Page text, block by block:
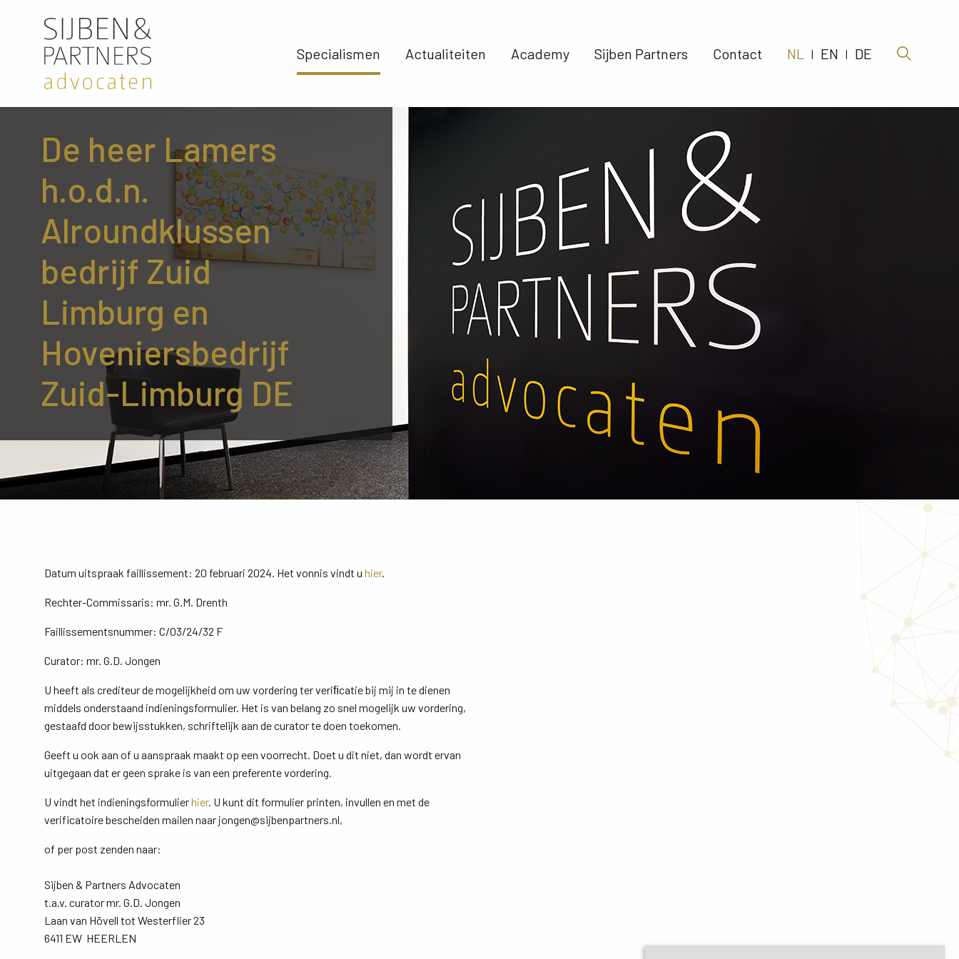
Specialismen Actualiteiten Academy Sijben Partners Contact NL | EN | DE
De heer Lamers
h.o.d.n.
Alroundklussen
bedrijf Zuid
Limburg en
Hoveniersbedrijf
Zuid-Limburg DE
Datum uitspraak faillissement: 20 februari 2024. Het vonnis vindt u hier.
Rechter-Commissaris: mr. G.M. Drenth
Faillissementsnummer: C/03/24/32 F
Curator: mr. G.D. Jongen
U heeft als crediteur de mogelijkheid om uw vordering ter veriﬁcatie bij mij in te dienen
middels onderstaand indieningsformulier. Het is van belang zo snel mogelijk uw vordering,
gestaafd door bewijsstukken, schriftelijk aan de curator te doen toekomen.
Geeft u ook aan of u aanspraak maakt op een voorrecht. Doet u dit niet, dan wordt ervan
uitgegaan dat er geen sprake is van een preferente vordering.
U vindt het indieningsformulierhier. U kunt dit formulier printen, invullen en met de
verificatoire bescheiden mailen naar jongen@sijbenpartners.nl,
of per post zenden naar:
Sijben & Partners Advocaten
t.a.v. curator mr. G.D. Jongen
Laan van Hövell tot Westerflier 23
6411 EW HEERLEN